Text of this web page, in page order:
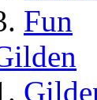
Fun